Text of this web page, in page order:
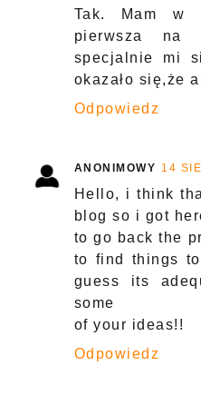
Tak. Mam w
pierwsza na
specjalnie mi
okazało się,że
Odpowiedz
ANONIMOWY 14
Hello, i think
blog so i got
to go back the
to find things to
guess its
some
of your ideas!!
Odpowiedz